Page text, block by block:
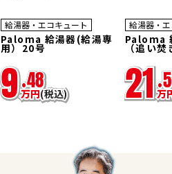
45%OFF
給湯器・エコキュート
Paloma 給湯器(給湯専
用）20号
9.48
万円(税込)
45%OFF
給湯器・
Paloma
（追い焚
21.5
万